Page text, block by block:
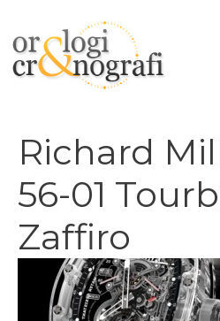
contenuto
Richard
56-01
Zaffiro